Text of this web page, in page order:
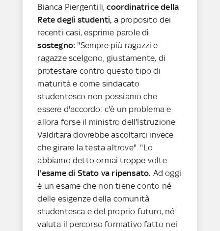
Bianca Piergentili,coordinatrice della
Rete degli studenti, a proposito dei
recenti casi, esprime parole di
sostegno: "Sempre più ragazzi e
ragazze scelgono, giustamente, di
protestare contro questo tipo di
maturità e come sindacato
studentesco non possiamo che
essere d'accordo: c'è un problema e
allora forse il ministro dell'Istruzione
Valditara dovrebbe ascoltarci invece
che girare la testa altrove". "Lo
abbiamo detto ormai troppe volte:
l'esame di Stato va ripensato. Ad oggi
è un esame che non tiene conto né
delle esigenze della comunità
studentesca e del proprio futuro, né
valuta il percorso formativo fatto nei